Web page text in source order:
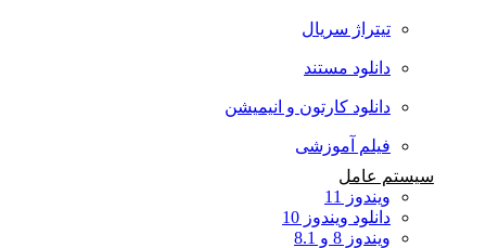
تیتراژ سریال
دانلود مستند
دانلود کارتون و انیمیشن
فیلم آموزشی
سیستم عامل
ویندوز 11
دانلود ویندوز 10
ویندوز 8 و 8.1